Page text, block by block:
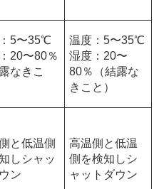
5〜35℃
20〜80％
なきこ
温度：5〜35℃
湿度：20〜
80％（結露な
きこと）
と低温側
しシャッ
ン
高温側と低温
側を検知しシ
ャットダウン